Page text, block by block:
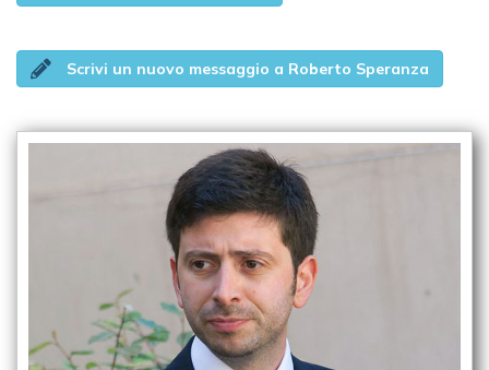
Scrivi un nuovo messaggio a Roberto Speranza